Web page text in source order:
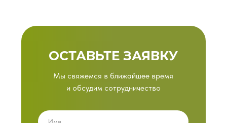
ОСТАВЬТЕ ЗАЯВКУ
Мы свяжемся в ближайшее время
и обсудим сотрудничество